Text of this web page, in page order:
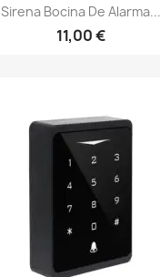
Sirena Bocina De Alarma...
11,00 €